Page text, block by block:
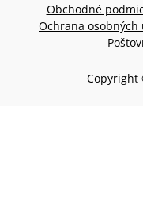
Obchodné
Ochrana osobných
Copyright